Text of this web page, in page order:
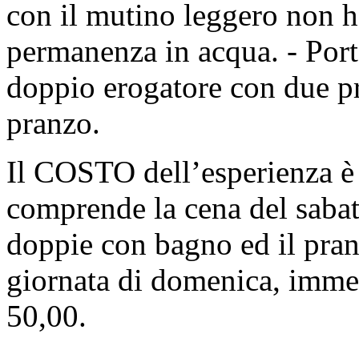
con il mutino leggero non
permanenza in acqua. -
doppio erogatore con due
pranzo.
Il COSTO dell’esperienza
comprende la cena del
doppie con bagno ed il
giornata di domenica,
50,00.